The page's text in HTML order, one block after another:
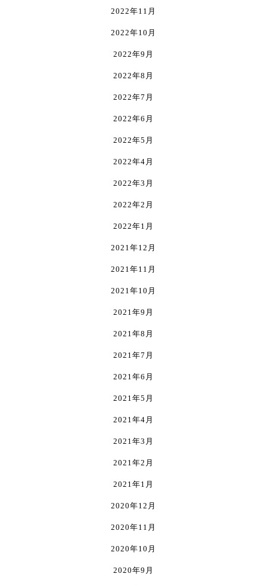
2022年11月
2022年10月
2022年9月
2022年8月
2022年7月
2022年6月
2022年5月
2022年4月
2022年3月
2022年2月
2022年1月
2021年12月
2021年11月
2021年10月
2021年9月
2021年8月
2021年7月
2021年6月
2021年5月
2021年4月
2021年3月
2021年2月
2021年1月
2020年12月
2020年11月
2020年10月
2020年9月